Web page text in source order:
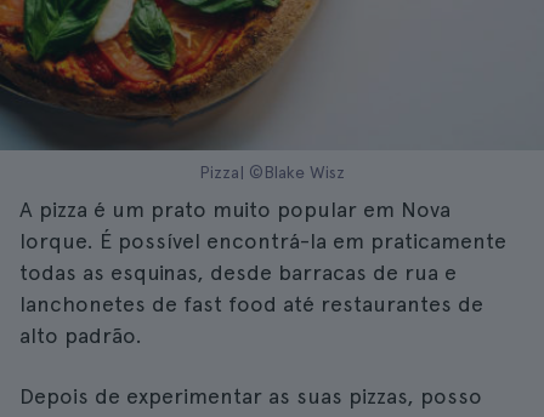
Pizza| ©Blake Wisz
A pizza é um prato muito popular em Nova
Iorque. É possível encontrá-la em praticamente
todas as esquinas, desde barracas de rua e
lanchonetes de fast food até restaurantes de
alto padrão.
Depois de experimentar as suas pizzas, posso